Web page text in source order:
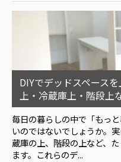
DIYでデッドスペース
上・冷蔵庫上・階段上
毎日の暮らしの中で「もっ
いのではないでしょうか。
蔵庫の上、階段の上など、
ます。これらのデ...